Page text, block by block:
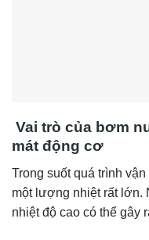
Vai trò của bơm
mát động cơ
Trong suốt quá trình
một lượng nhiệt rất lớn.
nhiệt độ cao có thể gây